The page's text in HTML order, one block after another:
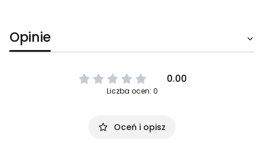
Opinie
0.00
Liczba ocen: 0
Oceń i opisz